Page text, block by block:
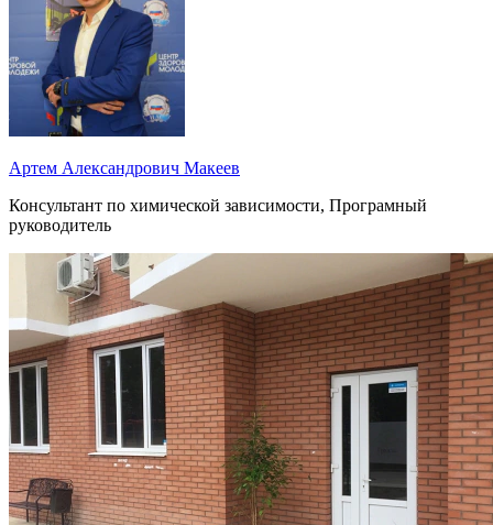
Артем Александрович Макеев
Консультант по химической зависимости, Програмный
руководитель